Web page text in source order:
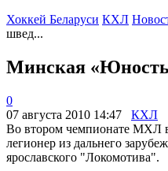
Хоккей Беларуси КХЛ
швед...
Минская
0
07 августа 2010 14:47
КХЛ
Во втором чемпионате МХЛ
легионер из дальнего
ярославского "Локомотива".